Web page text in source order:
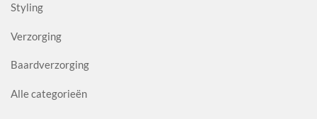
Styling
Verzorging
Baardverzorging
Alle categorieën